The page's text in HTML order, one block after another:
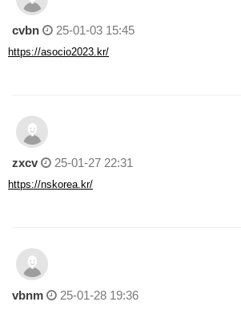
cvbn 25-01-03 15:45
https://asocio2023.kr/
zxcv 25-01-27 22:31
https://nskorea.kr/
vbnm 25-01-28 19:36